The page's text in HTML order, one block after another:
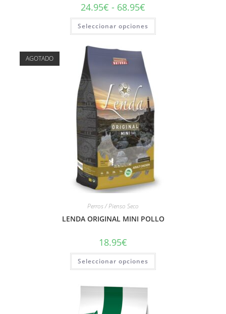
24.95€ - 68.95€
Seleccionar opciones
AGOTADO
Perros / Pienso Seco
LENDA ORIGINAL MINI POLLO
18.95€
Seleccionar opciones